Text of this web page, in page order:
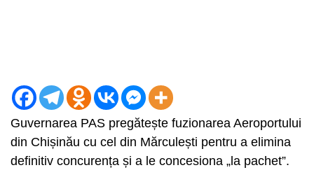
Guvernarea PAS pregătește fuzionarea Aeroportului
din Chișinău cu cel din Mărculești pentru a elimina
definitiv concurența și a le concesiona „la pachet”.